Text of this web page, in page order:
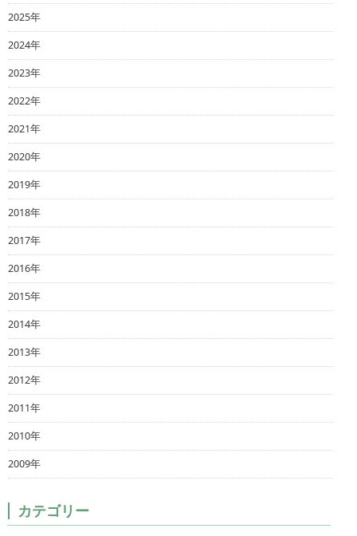
2025年
2024年
2023年
2022年
2021年
2020年
2019年
2018年
2017年
2016年
2015年
2014年
2013年
2012年
2011年
2010年
2009年
カテゴリー